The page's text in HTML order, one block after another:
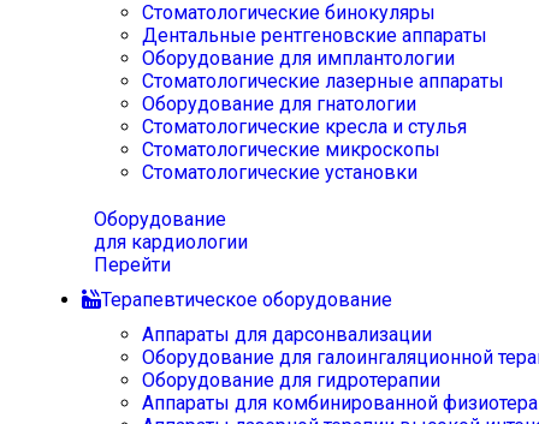
Стоматологические бинокуляры
Дентальные рентгеновские аппараты
Оборудование для имплантологии
Стоматологические лазерные аппараты
Оборудование для гнатологии
Стоматологические кресла и стулья
Стоматологические микроскопы
Стоматологические установки
Оборудование
для кардиологии
Перейти
Терапевтическое оборудование
Аппараты для дарсонвализации
Оборудование для галоингаляционной
Оборудование для гидротерапии
Аппараты для комбинированной